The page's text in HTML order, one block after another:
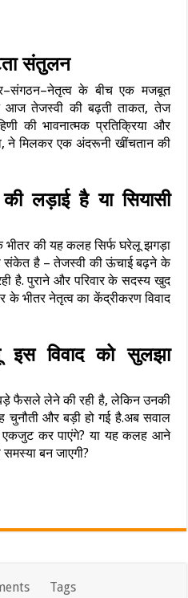
संतुलन
के बीच एक मजबूत
तेजस्वी की बढ़ती ताकत, तेज
की भावनात्मक प्रतिक्रिया और
ने मिलकर एक अंदरूनी खींचतान की
की लड़ाई है या सियासी
भीतर की यह कलह सिर्फ घरेलू झगड़ा
संकेत है – तेजस्वी की ऊंचाई बढ़ने के
है. पुराने और परिवार के सदस्य खुद
के भीतर नेतृत्व का केंद्रीकरण विवाद
विवाद को सुलझा
फैसले लेने की रही है, लेकिन उनकी
और बड़ी हो गई है.अब सवाल
कर पाएंगे? या यह कलह आने
बन जाएगी?
Tags